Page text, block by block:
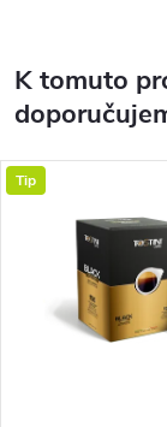
K tomuto
Tip